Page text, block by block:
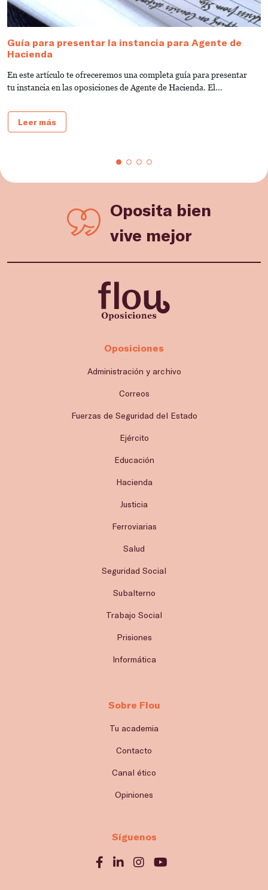
Guía para presentar la instancia para Agente de
Hacienda
En este artículo te ofreceremos una completa guía para presentar
tu instancia en las oposiciones de Agente de Hacienda. El...
Leer más
Oposita bien
vive mejor
Oposiciones
Administración y archivo
Correos
Fuerzas de Seguridad del Estado
Ejército
Educación
Hacienda
Justicia
Ferroviarias
Salud
Seguridad Social
Subalterno
Trabajo Social
Prisiones
Informática
Sobre Flou
Tu academia
Contacto
Canal ético
Opiniones
Síguenos